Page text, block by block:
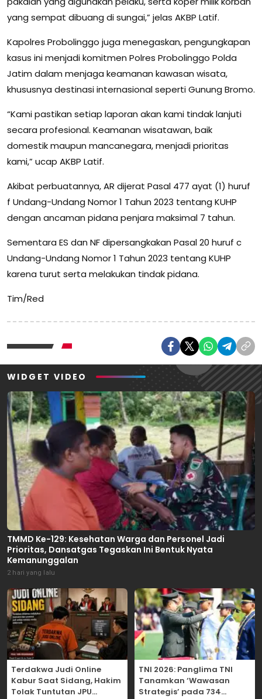
yang sempat dibuang di sungai,” jelas AKBP Latif.
Kapolres Probolinggo juga menegaskan, pengungkapan
kasus ini menjadi komitmen Polres Probolinggo Polda
Jatim dalam menjaga keamanan kawasan wisata,
khususnya destinasi internasional seperti Gunung Bromo.
“Kami pastikan setiap laporan akan kami tindak lanjuti
secara profesional. Keamanan wisatawan, baik
domestik maupun mancanegara, menjadi prioritas
kami,” ucap AKBP Latif.
Akibat perbuatannya, AR dijerat Pasal 477 ayat (1) huruf
f Undang-Undang Nomor 1 Tahun 2023 tentang KUHP
dengan ancaman pidana penjara maksimal 7 tahun.
Sementara ES dan NF dipersangkakan Pasal 20 huruf c
Undang-Undang Nomor 1 Tahun 2023 tentang KUHP
karena turut serta melakukan tindak pidana.
Tim/Red
WIDGET VIDEO
TMMD Ke-129: Kesehatan Warga dan Personel Jadi
Prioritas, Dansatgas Tegaskan Ini Bentuk Nyata
Kemanunggalan
2 hari yang lalu
Terdakwa Judi Online
Kabur Saat Sidang, Hakim
Tolak Tuntutan JPU
TNI 2026: Panglima TNI
Tanamkan ‘Wawasan
Strategis’ pada 734